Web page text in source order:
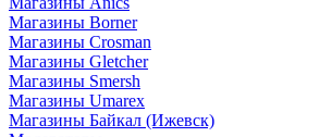
Магазины Borner
Магазины Crosman
Магазины Gletcher
Магазины Smersh
Магазины Umarex
Магазины Байкал (Ижевск)